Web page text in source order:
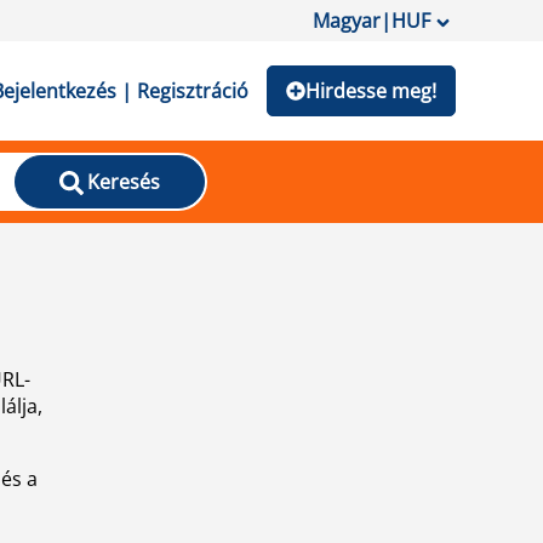
Magyar|HUF
| Regisztráció Hirdesse meg!
Keresés
a